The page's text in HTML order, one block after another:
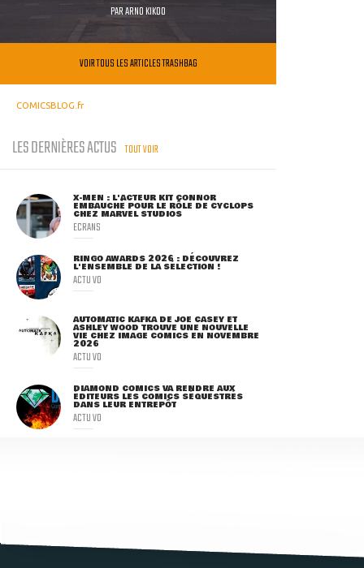
PARARNO KIKOO
VOIR TOUS LES ARTICLES TRASHBAG
COMICSBLOG.fr
LES DERNIÈRES ACTUS TOUT VOIR
X-MEN : L'ACTEUR KIT CONNOR
EMBAUCHÉ POUR LE RÔLE DE CYCLOPS
CHEZ MARVEL STUDIOS
ECRANS
RINGO AWARDS 2026 : DÉCOUVREZ
L'ENSEMBLE DE LA SÉLECTION !
ACTU VO
AUTOMATIC KAFKA DE JOE CASEY ET
ASHLEY WOOD TROUVE UNE NOUVELLE
VIE CHEZ IMAGE COMICS EN NOVEMBRE
2026
ACTU VO
DIAMOND COMICS VA RENDRE AUX
ÉDITEURS LES COMICS SÉQUESTRÉS
DANS LEUR ENTREPÔT
ACTU VO